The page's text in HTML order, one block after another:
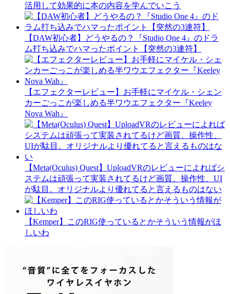
活用して効果的に本の内容を学んでいこう
【DAW初心者】どうやるの？『Studio One 4』のドラ
ム打ち込みでハマったポイント【突然の3連符】
【エフェクターレビュー】お手軽にマイケル・シェン
カーごっこが楽しめる半ワウエフェクター『Keeley
Nova Wah』
【Meta(Oculus) Quest】UploadVRのレビューによればシ
ステムは頑張って実装されてるけど画質、操作性、UI
が駄目。オリジナルより優れてると言えるものはない
【Kemper】このRIG使っているとかそういう情報がほ
しいわ